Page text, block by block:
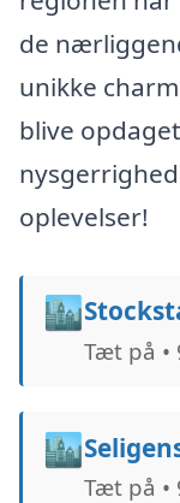
de
unikke
blive
oplevelser!
🏙️
Tæt på •
🏙️
Tæt på •